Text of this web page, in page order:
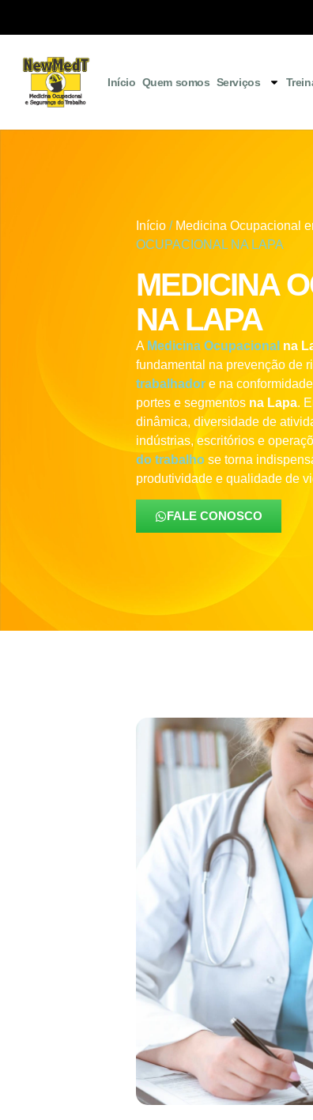
Início Quem somos Serviços
Início / Medicina Ocupacional
OCUPACIONAL NA LAPA
MEDICINA
NA LAPA
A Medicina Ocupacional na
fundamental na prevenção de
trabalhador e na
portes e segmentos na Lapa.
dinâmica, diversidade de
indústrias, escritórios e
do trabalho se torna
produtividade e qualidade de
FALE CONOSCO